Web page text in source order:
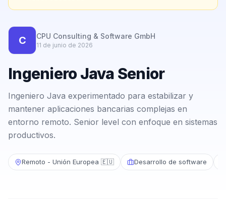
Contacto
Calculadora Freelance Gratis
C CPU Consulting & Software GmbH
11 de junio de 2026
Ingeniero Java Senior
Ingeniero Java experimentado para estabilizar y
mantener aplicaciones bancarias complejas en
entorno remoto. Senior level con enfoque en sistemas
productivos.
Remoto - Unión Europea 🇪🇺 Desarrollo de software